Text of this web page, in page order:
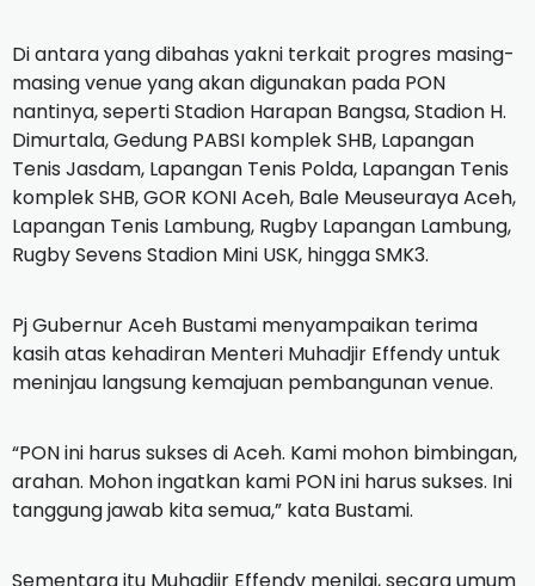
Di antara yang dibahas yakni terkait progres masing-
masing venue yang akan digunakan pada PON
nantinya, seperti Stadion Harapan Bangsa, Stadion H.
Dimurtala, Gedung PABSI komplek SHB, Lapangan
Tenis Jasdam, Lapangan Tenis Polda, Lapangan Tenis
komplek SHB, GOR KONI Aceh, Bale Meuseuraya Aceh,
Lapangan Tenis Lambung, Rugby Lapangan Lambung,
Rugby Sevens Stadion Mini USK, hingga SMK3.
Pj Gubernur Aceh Bustami menyampaikan terima
kasih atas kehadiran Menteri Muhadjir Effendy untuk
meninjau langsung kemajuan pembangunan venue.
“PON ini harus sukses di Aceh. Kami mohon bimbingan,
arahan. Mohon ingatkan kami PON ini harus sukses. Ini
tanggung jawab kita semua,” kata Bustami.